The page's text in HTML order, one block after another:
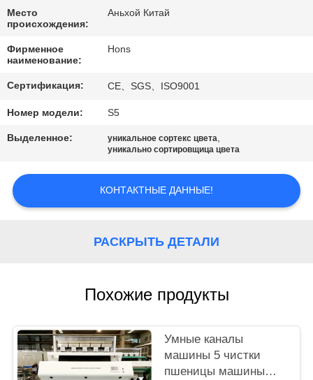
СВЯЖИТЕСЬ
МЫ
СПРОСИТЕ
ЦИТАТУ
КАРТА
САЙТА
Место
происхождения:
Аньхой Китай
Фирменное
наименование:
Hons
Сертификация: CE、SGS、ISO9001
Номер модели: S5
Выделенное: уникальное сортекс цвета,
уникально сортировщица цвета
КОНТАКТНЫЕ ДАННЫЕ!
РАСКРЫТЬ ДЕТАЛИ
Похожие продукты
Умные каналы
машины 5 чистки
пшеницы машины